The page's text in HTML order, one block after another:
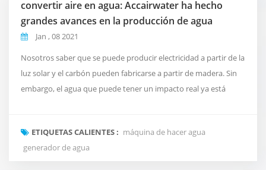
convertir aire en agua: Accairwater ha hecho
grandes avances en la producción de agua
Jan , 08 2021
Nosotros saber que se puede producir electricidad a partir de la
luz solar y el carbón pueden fabricarse a partir de madera. Sin
embargo, el agua que puede tener un impacto real ya está
puede ayudar cuando la sociedad encuentra obstáculos.
Comienza la magiauna de estas empresas...
ETIQUETAS CALIENTES : máquina de hacer agua
generador de agua